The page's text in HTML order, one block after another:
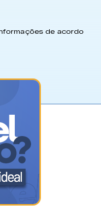
de acordo